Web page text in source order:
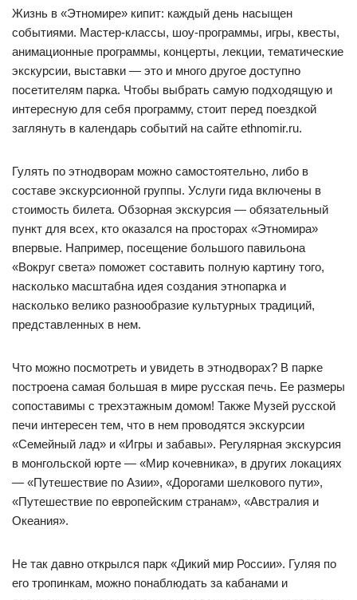
Жизнь в «Этномире» кипит: каждый день насыщен
событиями. Мастер-классы, шоу-программы, игры, квесты,
анимационные программы, концерты, лекции, тематические
экскурсии, выставки — это и много другое доступно
посетителям парка. Чтобы выбрать самую подходящую и
интересную для себя программу, стоит перед поездкой
заглянуть в календарь событий на сайте ethnomir.ru.
Гулять по этнодворам можно самостоятельно, либо в
составе экскурсионной группы. Услуги гида включены в
стоимость билета. Обзорная экскурсия — обязательный
пункт для всех, кто оказался на просторах «Этномира»
впервые. Например, посещение большого павильона
«Вокруг света» поможет составить полную картину того,
насколько масштабна идея создания этнопарка и
насколько велико разнообразие культурных традиций,
представленных в нем.
Что можно посмотреть и увидеть в этнодворах? В парке
построена самая большая в мире русская печь. Ее размеры
сопоставимы с трехэтажным домом! Также Музей русской
печи интересен тем, что в нем проводятся экскурсии
«Семейный лад» и «Игры и забавы». Регулярная экскурсия
в монгольской юрте — «Мир кочевника», в других локациях
— «Путешествие по Азии», «Дорогами шелкового пути»,
«Путешествие по европейским странам», «Австралия и
Океания».
Не так давно открылся парк «Дикий мир России». Гуляя по
его тропинкам, можно понаблюдать за кабанами и